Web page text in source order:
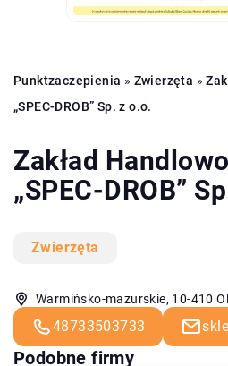
Punktzaczepienia » Zwierzęta »
„SPEC-DROB” Sp. z o.o.
Zakład
„SPEC-DROB”
Zwierzęta
Warmińsko-mazurskie, 10-410
48733503733
Podobne firmy